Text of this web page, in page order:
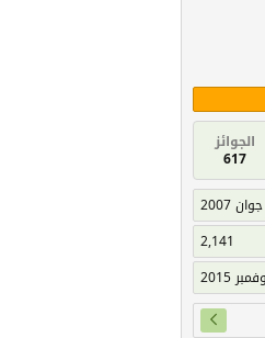
الجوائز
617
2,141